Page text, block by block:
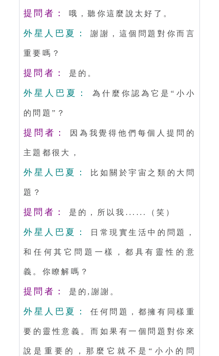
提問者： 哦，聽你這麼說太好了。
外星人巴夏： 謝謝，這個問題對你而言
重要嗎？
提問者： 是的。
外星人巴夏： 為什麼你認為它是“小小
的問題”？
提問者： 因為我覺得他們每個人提問的
主題都很大，
外星人巴夏： 比如關於宇宙之類的大問
題？
提問者： 是的，所以我......（笑）
外星人巴夏： 日常現實生活中的問題，
和任何其它問題一樣，都具有靈性的意
義。你瞭解嗎？
提問者： 是的,謝謝。
外星人巴夏： 任何問題，都擁有同樣重
要的靈性意義。而如果有一個問題對你來
說是重要的，那麼它就不是“小小的問